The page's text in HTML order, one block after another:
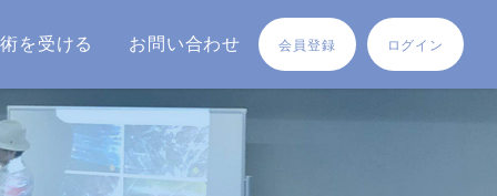
を受ける お問い合わせ 会員登録 ログイン